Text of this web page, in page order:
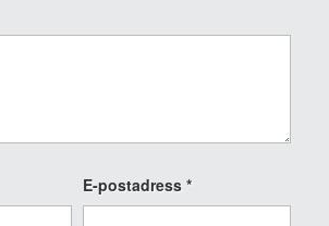
E-postadress *